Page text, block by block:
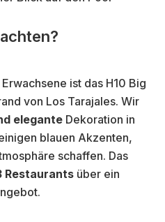
ist das H10 Big
von Los Tarajales. Wir
elegante Dekoration in
blauen Akzenten,
schaffen. Das
Restaurants über ein